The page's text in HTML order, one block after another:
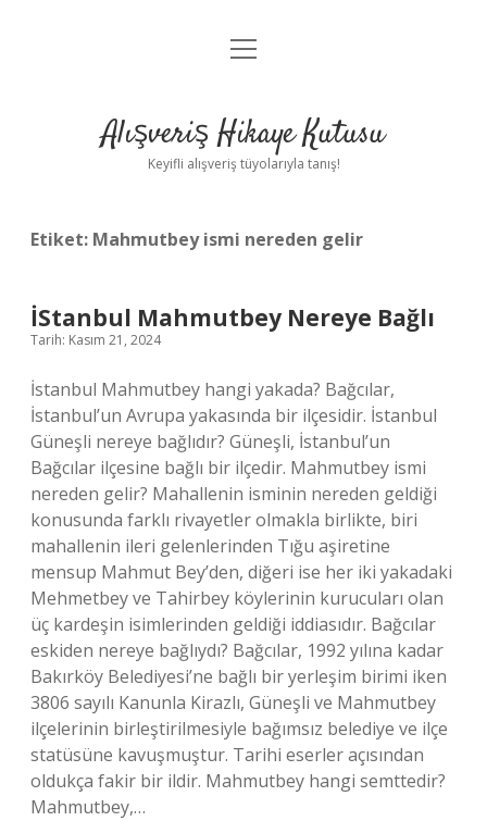
Anasayfa
Yasal Uyarı
menüyü
Alışveriş Hikaye Kutusu
Keyifli alışveriş tüyolarıyla tanış!
Etiket: Mahmutbey ismi nereden gelir
İStanbul Mahmutbey Nereye Bağlı
Tarih: Kasım 21, 2024
İstanbul Mahmutbey hangi yakada? Bağcılar,
İstanbul’un Avrupa yakasında bir ilçesidir. İstanbul
Güneşli nereye bağlıdır? Güneşli, İstanbul’un
Bağcılar ilçesine bağlı bir ilçedir. Mahmutbey ismi
nereden gelir? Mahallenin isminin nereden geldiği
konusunda farklı rivayetler olmakla birlikte, biri
mahallenin ileri gelenlerinden Tığu aşiretine
mensup Mahmut Bey’den, diğeri ise her iki yakadaki
Mehmetbey ve Tahirbey köylerinin kurucuları olan
üç kardeşin isimlerinden geldiği iddiasıdır. Bağcılar
eskiden nereye bağlıydı? Bağcılar, 1992 yılına kadar
Bakırköy Belediyesi’ne bağlı bir yerleşim birimi iken
3806 sayılı Kanunla Kirazlı, Güneşli ve Mahmutbey
ilçelerinin birleştirilmesiyle bağımsız belediye ve ilçe
statüsüne kavuşmuştur. Tarihi eserler açısından
oldukça fakir bir ildir. Mahmutbey hangi semttedir?
Mahmutbey,…